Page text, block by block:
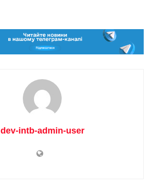
dev-intb-admin-user